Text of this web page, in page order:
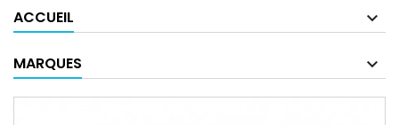
ACCUEIL
MARQUES